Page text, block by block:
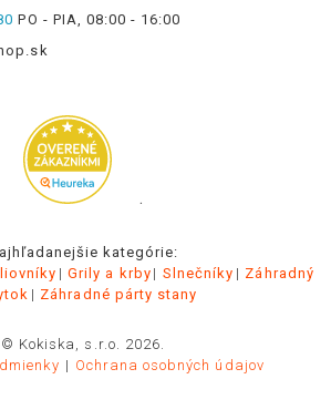
PO - PIA, 08:00 - 16:00
.
kategórie:
Grily a krby Slnečníky
Záhradný
Záhradné párty stany
© Kokiska, s.r.o. 2026.
Ochrana osobných údajov